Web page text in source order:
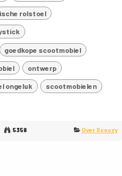
rolstoel
goedkope scootmobiel
ontwerp
ongeluk scootmobielen
5358 Over Scoozy